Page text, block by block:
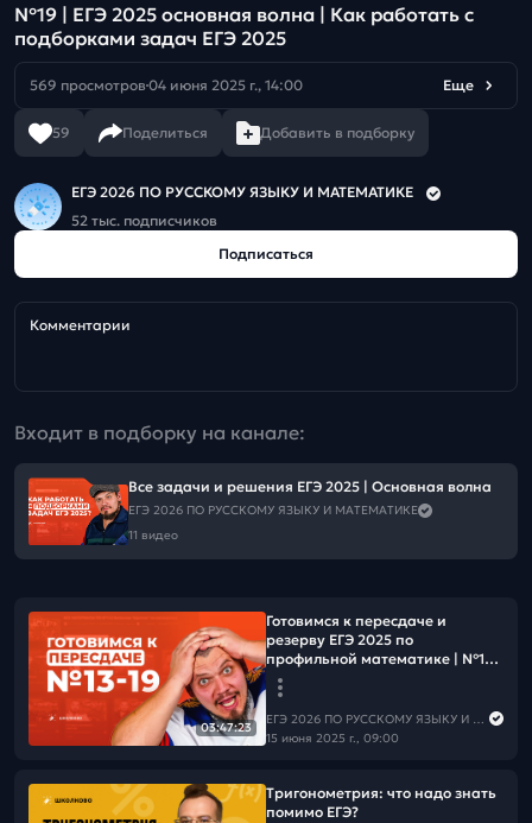
№19 | ЕГЭ 2025 основная волна | Как работать с
подборками задач ЕГЭ 2025
569 просмотров 04 июня 2025 г., 14:00 Еще
59 Поделиться Добавить в подборку
ЕГЭ 2026 ПО РУССКОМУ ЯЗЫКУ И МАТЕМАТИКЕ
52 тыс. подписчиков
Подписаться
Комментарии
Входит в подборку на канале:
Все задачи и решения ЕГЭ 2025 | Основная волна
ЕГЭ 2026 ПО РУССКОМУ ЯЗЫКУ И МАТЕМАТИКЕ
11 видео
03:47:23
Готовимся к пересдаче и
резерву ЕГЭ 2025 по
профильной математике | №13-
19
ЕГЭ 2026 ПО РУССКОМУ ЯЗЫКУ И МАТЕМАТИКЕ
15 июня 2025 г., 09:00
Тригонометрия: что надо знать
помимо ЕГЭ?